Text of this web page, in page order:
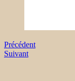
Précédent
Suivant